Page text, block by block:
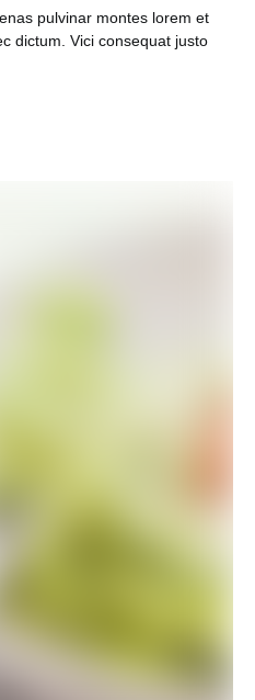
pulvinar montes lorem et
dictum. Vici consequat justo